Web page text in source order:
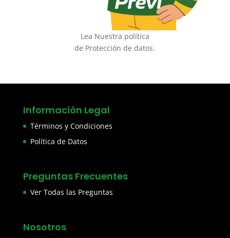
Lea Nuestra política
de Protección de datos.
Información Legal
Términos y Condiciones
Política de Datos
Preguntas Frecuentes
Ver Todas las Preguntas
Nosotros